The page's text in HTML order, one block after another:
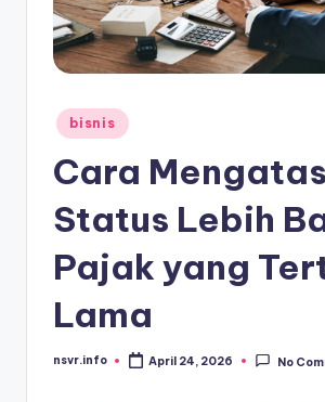
Posted
in
bisnis
Cara
Status Lebih
Pajak yang
Lama
Posted
nsvr.info April 24, 2026 No